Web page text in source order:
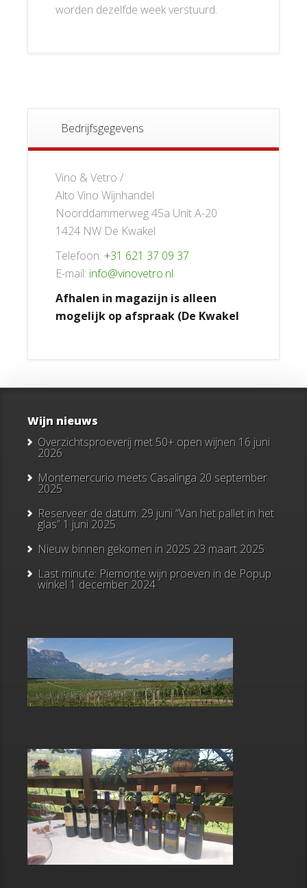
worden dezelfde week verstuurd.
Bedrijfsgegevens
Vino & Vetro /
Alto Vino Wijnhandel
Noorddammerweg 45a Unit A-20
1424 NW De Kwakel
Telefoon: +31 621 37 09 37
E-mail: info@vinovetro.nl
Afhalen in magazijn is alleen
mogelijk op afspraak (De Kwakel
Wijn nieuws
Overzichtsproeverij met 50+ open wijnen 16 juni
2026
Montemercurio meets Casalinga 20 september
2025
Reserveer de datum: 29 juni “Van het pallet in het
glas” 1 juni 2025
Nieuw binnen gekomen in 2025 23 maart 2025
Last minute: Piemonte wijn proeven in de Popup
winkel 1 december 2024